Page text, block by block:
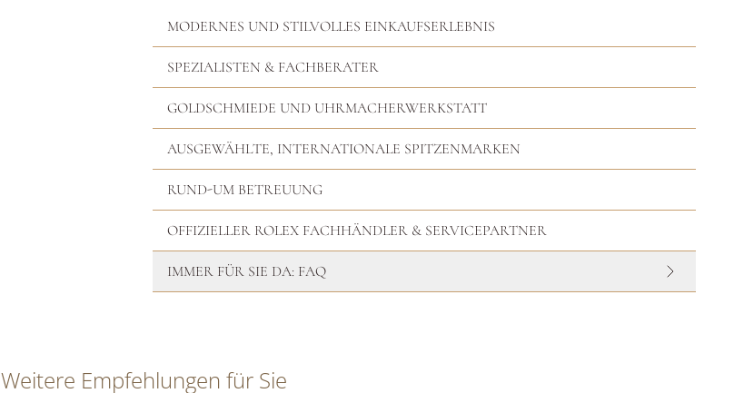
MODERNES UND STILVOLLES EINKAUFSERLEBNIS
SPEZIALISTEN & FACHBERATER
GOLDSCHMIEDE UND UHRMACHERWERKSTATT
AUSGEWÄHLTE, INTERNATIONALE SPITZENMARKEN
RUND-UM BETREUUNG
OFFIZIELLER ROLEX FACHHÄNDLER & SERVICEPARTNER
IMMER FÜR SIE DA: FAQ
Weitere Empfehlungen für Sie